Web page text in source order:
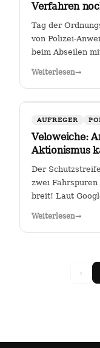
Verfahren
Tag der
von Polizei-
beim Abseilen
Weiterlesen→
AUFREGER
Veloweiche:
Aktionismus
Der
zwei
breit! Laut
Weiterlesen→
‹